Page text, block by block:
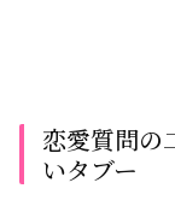
恋愛質問の
いタブー